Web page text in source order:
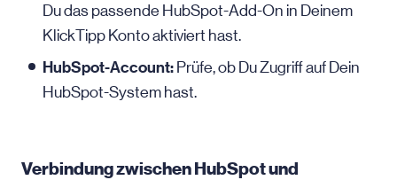
Du das passende HubSpot-Add-On in Deinem
KlickTipp Konto aktiviert hast.
HubSpot-Account: Prüfe, ob Du Zugriff auf Dein
HubSpot-System hast.
Verbindung zwischen HubSpot und